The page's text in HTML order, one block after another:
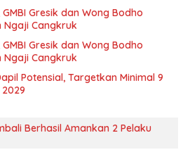
Gresik dan Wong Bodho
Ngaji Cangkruk
Gresik dan Wong Bodho
Ngaji Cangkruk
Potensial, Targetkan Minimal 9
Berhasil Amankan 2 Pelaku